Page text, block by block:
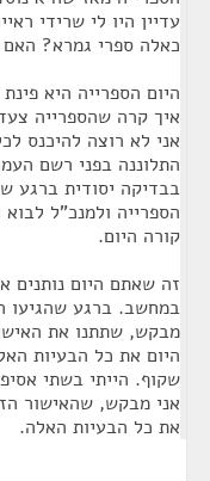
עדיין היו לי שרידי
כאלה ספרי גמרא?
היום הספרייה היא
איך קרה שהספרייה
אני לא רוצה להיכנס
התלוננה בפני רשם
בבדיקה יסודית ברגע
הספרייה ולמנכ"ל
קורה היום.
במחשב. ברגע שהגיעו
היום את כל הבעיות
שקוף. הייתי בשתי
את כל הבעיות האלה.